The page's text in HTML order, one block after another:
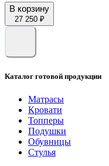
В корзину
27 250 ₽
Каталог готовой продукции
Матрасы
Кровати
Топперы
Подушки
Обувницы
Стулья